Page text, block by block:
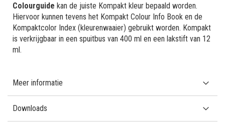
Colourguide kan de juiste Kompakt kleur bepaald worden.
Hiervoor kunnen tevens het Kompakt Colour Info Book en de
Kompaktcolor Index (kleurenwaaier) gebruikt worden. Kompakt
is verkrijgbaar in een spuitbus van 400 ml en een lakstift van 12
ml.
Meer informatie
Downloads